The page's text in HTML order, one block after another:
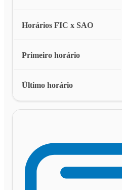
Horários FIC x SAO
Primeiro horário
Último horário